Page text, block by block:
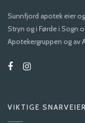
Sunnfjord apotek eier
Stryn og i Førde i Sogn
Apotekergruppen og av
VIKTIGE SNARVEIER